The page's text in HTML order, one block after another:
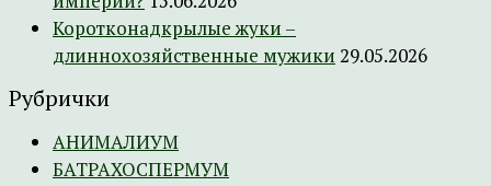
Коротконадкрылые жуки –
длиннохозяйственные мужики 29.05.2026
Рубрички
АНИМАЛИУМ
БАТРАХОСПЕРМУМ